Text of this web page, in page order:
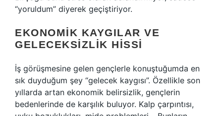
“yoruldum” diyerek geçiştiriyor.
EKONOMIK KAYGILAR VE
GELECEKSIZLIK HISSI
İş görüşmesine gelen gençlerle konuştuğumda en
sık duyduğum şey “gelecek kaygısı”. Özellikle son
yıllarda artan ekonomik belirsizlik, gençlerin
bedenlerinde de karşılık buluyor. Kalp çarpıntısı,